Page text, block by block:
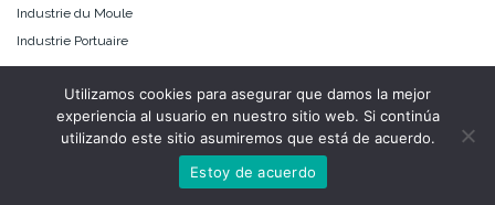
Contact
Configurateur
Industrie du Moule
Industrie Portuaire
Quick Links
Configurateur de Produit
Conception Fail-safe: Sécurité
Utilizamos cookies para asegurar que damos la mejor
experiencia al usuario en nuestro sitio web. Si continúa
utilizando este sitio asumiremos que está de acuerdo.
Estoy de acuerdo